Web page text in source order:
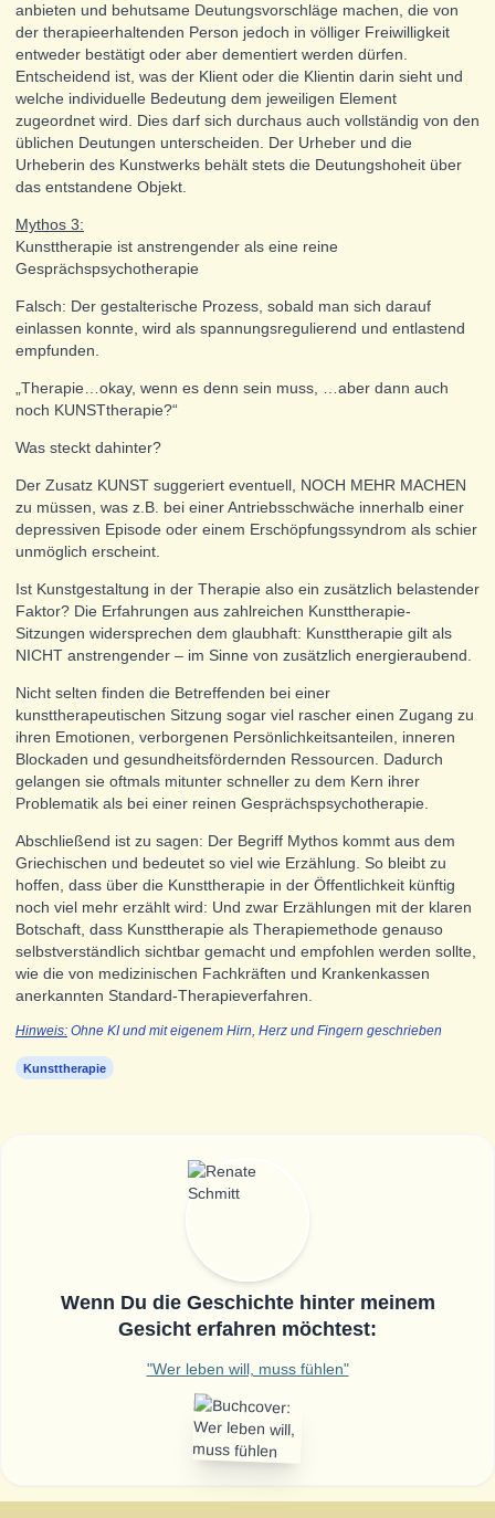
anbieten und behutsame Deutungsvorschläge machen, die von
der therapieerhaltenden Person jedoch in völliger Freiwilligkeit
entweder bestätigt oder aber dementiert werden dürfen.
Entscheidend ist, was der Klient oder die Klientin darin sieht und
welche individuelle Bedeutung dem jeweiligen Element
zugeordnet wird. Dies darf sich durchaus auch vollständig von den
üblichen Deutungen unterscheiden. Der Urheber und die
Urheberin des Kunstwerks behält stets die Deutungshoheit über
das entstandene Objekt.
Mythos 3:
Kunsttherapie ist anstrengender als eine reine
Gesprächspsychotherapie
Falsch: Der gestalterische Prozess, sobald man sich darauf
einlassen konnte, wird als spannungsregulierend und entlastend
empfunden.
„Therapie…okay, wenn es denn sein muss, …aber dann auch
noch KUNSTtherapie?“
Was steckt dahinter?
Der Zusatz KUNST suggeriert eventuell, NOCH MEHR MACHEN
zu müssen, was z.B. bei einer Antriebsschwäche innerhalb einer
depressiven Episode oder einem Erschöpfungssyndrom als schier
unmöglich erscheint.
Ist Kunstgestaltung in der Therapie also ein zusätzlich belastender
Faktor? Die Erfahrungen aus zahlreichen Kunsttherapie-
Sitzungen widersprechen dem glaubhaft: Kunsttherapie gilt als
NICHT anstrengender – im Sinne von zusätzlich energieraubend.
Nicht selten finden die Betreffenden bei einer
kunsttherapeutischen Sitzung sogar viel rascher einen Zugang zu
ihren Emotionen, verborgenen Persönlichkeitsanteilen, inneren
Blockaden und gesundheitsfördernden Ressourcen. Dadurch
gelangen sie oftmals mitunter schneller zu dem Kern ihrer
Problematik als bei einer reinen Gesprächspsychotherapie.
Abschließend ist zu sagen: Der Begriff Mythos kommt aus dem
Griechischen und bedeutet so viel wie Erzählung. So bleibt zu
hoffen, dass über die Kunsttherapie in der Öffentlichkeit künftig
noch viel mehr erzählt wird: Und zwar Erzählungen mit der klaren
Botschaft, dass Kunsttherapie als Therapiemethode genauso
selbstverständlich sichtbar gemacht und empfohlen werden sollte,
wie die von medizinischen Fachkräften und Krankenkassen
anerkannten Standard-Therapieverfahren.
Hinweis: Ohne KI und mit eigenem Hirn, Herz und Fingern geschrieben
Kunsttherapie
Wenn Du die Geschichte hinter meinem
Gesicht erfahren möchtest:
"Wer leben will, muss fühlen"